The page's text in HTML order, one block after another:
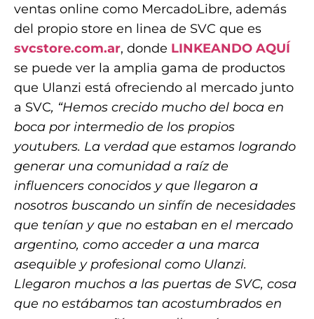
ventas online como MercadoLibre, además
del propio store en linea de SVC que es
svcstore.com.ar, donde LINKEANDO AQUÍ
se puede ver la amplia gama de productos
que Ulanzi está ofreciendo al mercado junto
a SVC, “Hemos crecido mucho del boca en
boca por intermedio de los propios
youtubers. La verdad que estamos logrando
generar una comunidad a raíz de
influencers conocidos y que llegaron a
nosotros buscando un sinfín de necesidades
que tenían y que no estaban en el mercado
argentino, como acceder a una marca
asequible y profesional como Ulanzi.
Llegaron muchos a las puertas de SVC, cosa
que no estábamos tan acostumbrados en